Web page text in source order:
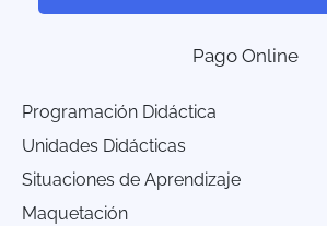
Pago Online
Programación Didáctica
Unidades Didácticas
Situaciones de Aprendizaje
Maquetación